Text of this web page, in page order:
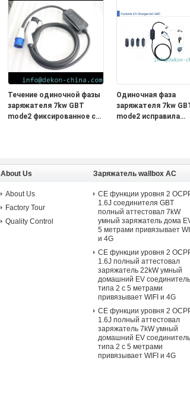
метрами привязывает
WIFI и 4G
Течение одиночной фазы
заряжателя 7kw GBT
mode2 фиксированное с
Одиночная фаза
заряжателя 7kw
mode2 исправила
электротранспорта
About Us
About Us
Factory Tour
Quality Control
Заряжатель wallbox AC
CE функции уровня 2
1.6J соединителя GBT
полный аттестовал 7kW
умный заряжатель дома
5 метрами привязывает
и 4G
CE функции уровня 2
1.6J полный аттестовал
заряжатель 22kW умный
домашний EV соединитель
типа 2 с 5 метрами
привязывает WIFI и 4G
CE функции уровня 2
1.6J полный аттестовал
заряжатель 7kW умный
домашний EV соединитель
типа 2 с 5 метрами
привязывает WIFI и 4G